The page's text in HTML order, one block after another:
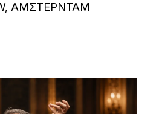
ΑΜΣΤΕΡΝΤΑΜ